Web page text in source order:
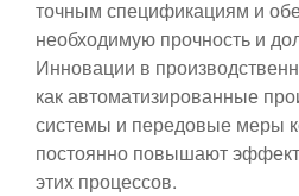
точным спецификациям и
необходимую прочность и
Инновации в
как автоматизированные
системы и передовые меры
постоянно повышают
этих процессов.